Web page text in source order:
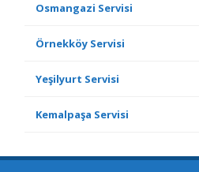
Osmangazi Servisi
Örnekköy Servisi
Yeşilyurt Servisi
Kemalpaşa Servisi